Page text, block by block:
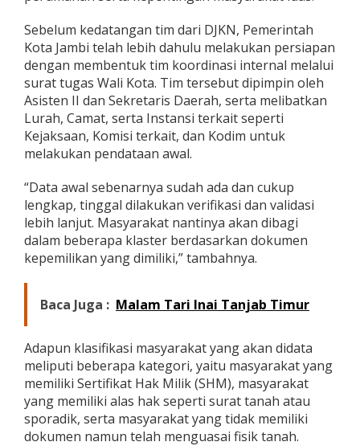
Sebelum kedatangan tim dari DJKN, Pemerintah
Kota Jambi telah lebih dahulu melakukan persiapan
dengan membentuk tim koordinasi internal melalui
surat tugas Wali Kota. Tim tersebut dipimpin oleh
Asisten II dan Sekretaris Daerah, serta melibatkan
Lurah, Camat, serta Instansi terkait seperti
Kejaksaan, Komisi terkait, dan Kodim untuk
melakukan pendataan awal.
“Data awal sebenarnya sudah ada dan cukup
lengkap, tinggal dilakukan verifikasi dan validasi
lebih lanjut. Masyarakat nantinya akan dibagi
dalam beberapa klaster berdasarkan dokumen
kepemilikan yang dimiliki,” tambahnya.
Baca Juga : Malam Tari Inai Tanjab Timur
Adapun klasifikasi masyarakat yang akan didata
meliputi beberapa kategori, yaitu masyarakat yang
memiliki Sertifikat Hak Milik (SHM), masyarakat
yang memiliki alas hak seperti surat tanah atau
sporadik, serta masyarakat yang tidak memiliki
dokumen namun telah menguasai fisik tanah.